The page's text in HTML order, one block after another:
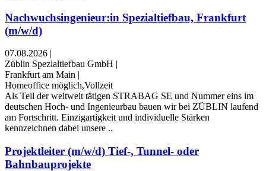
Nachwuchsingenieur:in Spezialtiefbau, Frankfurt
(m/w/d)
07.08.2026 |
Züblin Spezialtiefbau GmbH |
Frankfurt am Main |
Homeoffice möglich,Vollzeit
Als Teil der weltweit tätigen STRABAG SE und Nummer eins im
deutschen Hoch- und Ingenieurbau bauen wir bei ZÜBLIN laufend
am Fortschritt. Einzigartigkeit und individuelle Stärken
kennzeichnen dabei unsere ..
Projektleiter (m/w/d) Tief-, Tunnel- oder
Bahnbauprojekte